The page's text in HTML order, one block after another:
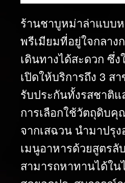
ร้านชาบูหม่าล่าแบบ
พรีเมียมที่อยู่ใจกลาง
เดินทางได้สะดวก ซึ่
เปิดให้บริการถึง 3 ส
รับประกันทั้งรสชาติ
การเลือกใช้วัตถุดิบคุ
จากเสฉวน นำมาปรุ
เมนูอาหารด้วยสูตรลั
สามารถหาทานได้ใน